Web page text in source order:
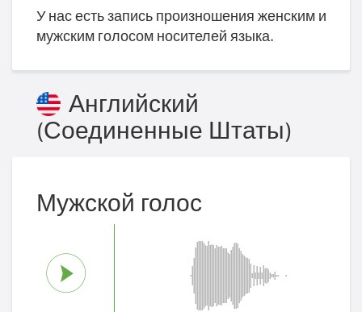
У нас есть запись произношения женским и
мужским голосом носителей языка.
Английский
(Соединенные Штаты)
Мужской голос